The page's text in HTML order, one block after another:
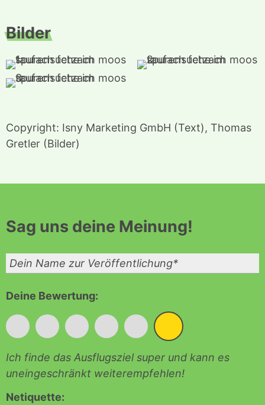
Bilder
Copyright: Isny Marketing GmbH (Text), Thomas
Gretler (Bilder)
Sag uns deine Meinung!
Deine Bewertung:
* * * * * *
Ich finde das Ausflugsziel super und kann es
uneingeschränkt weiterempfehlen!
Netiquette: